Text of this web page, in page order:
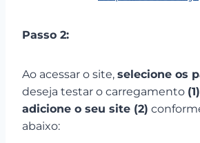
Passo 2:
Ao acessar o site, selecione os
deseja testar o carregamento (1)
adicione o seu site (2)
abaixo: